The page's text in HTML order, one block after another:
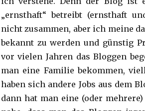
„ernsthaft“ betreibt (ernsthaft
nicht zusammen, aber ich meine
bekannt zu werden und günstig
vor vielen Jahren das Bloggen
man eine Familie bekommen,
haben sich andere Jobs aus dem
dann hat man eine (oder